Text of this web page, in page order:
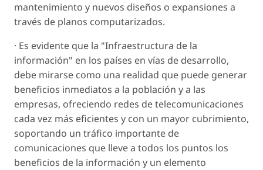
mantenimiento y nuevos diseños o expansiones a
través de planos computarizados.
· Es evidente que la "Infraestructura de la
información" en los países en vías de desarrollo,
debe mirarse como una realidad que puede generar
beneficios inmediatos a la población y a las
empresas, ofreciendo redes de telecomunicaciones
cada vez más eficientes y con un mayor cubrimiento,
soportando un tráfico importante de
comunicaciones que lleve a todos los puntos los
beneficios de la información y un elemento